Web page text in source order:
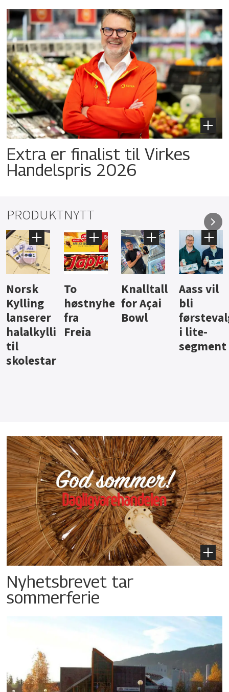
Extra er finalist til Virkes
Handelspris 2026
PRODUKTNYTT
Knalltall
for Açai
Bowl
Aass vil
bli
førstevalg
i lite-
Brus og
jus fra
Berentsen
Hard
iste fra
Hansa
Nyhetsbrevet tar
sommerferie